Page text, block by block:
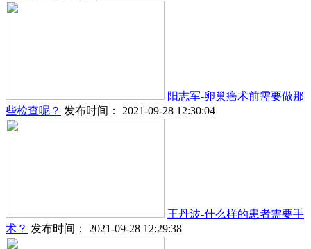
阳志军-卵巢癌术前需要做那
些检查呢？ 发布时间： 2021-09-28 12:30:04
王丹波-什么样的患者需要手
术？ 发布时间： 2021-09-28 12:29:38